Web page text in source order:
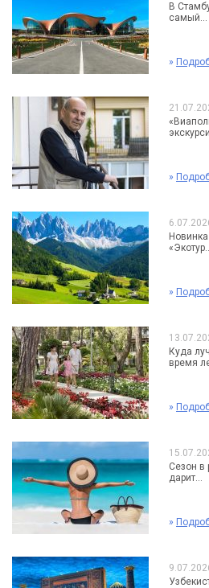
В
самый...
»
»
»
Куда
время
»
Сезон в
дарит...
»